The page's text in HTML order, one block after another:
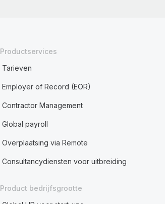
Productservices
Tarieven
Employer of Record (EOR)
Contractor Management
Global payroll
Overplaatsing via Remote
Consultancydiensten voor uitbreiding
Product bedrijfsgrootte